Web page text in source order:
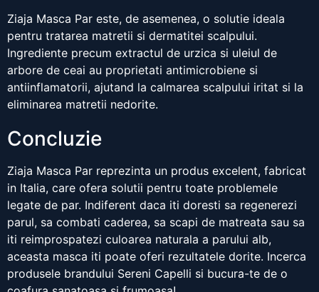
Ziaja Masca Par este, de asemenea, o solutie ideala
pentru tratarea matretii si dermatitei scalpului.
Ingrediente precum extractul de urzica si uleiul de
arbore de ceai au proprietati antimicrobiene si
antiinflamatorii, ajutand la calmarea scalpului iritat si la
eliminarea matretii nedorite.
Concluzie
Ziaja Masca Par reprezinta un produs excelent, fabricat
in Italia, care ofera solutii pentru toate problemele
legate de par. Indiferent daca iti doresti sa regenerezi
parul, sa combati caderea, sa scapi de matreata sau sa
iti reimprospatezi culoarea naturala a parului alb,
aceasta masca iti poate oferi rezultatele dorite. Incerca
produsele brandului Sereni Capelli si bucura-te de o